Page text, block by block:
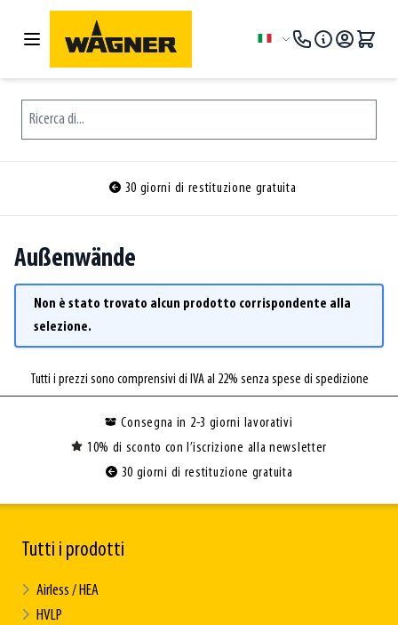
Salta al contenuto
Lingua
Ricerca di...
30 giorni di restituzione gratuita
Außenwände
Non è stato trovato alcun prodotto corrispondente alla
selezione.
Tutti i prezzi sono comprensivi di IVA al 22% senza spese di spedizione
Consegna in 2-3 giorni lavorativi
10% di sconto con l’iscrizione alla newsletter
30 giorni di restituzione gratuita
Tutti i prodotti
Airless / HEA
HVLP